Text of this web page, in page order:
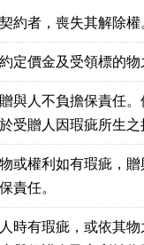
約者，喪失其解除權
定價金及受領標的
與人不負擔保責任
受贈人因瑕疵所生
或權利如有瑕疵，
責任。
時有瑕疵，或依其